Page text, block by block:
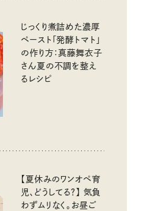
じっくり煮詰めた濃厚
ペースト「発酵トマト」
の作り方：真藤舞衣子
さん夏の不調を整え
るレシピ
【夏休みのワンオペ育
児、どうしてる？】 気負
わずムリなく。お昼ご